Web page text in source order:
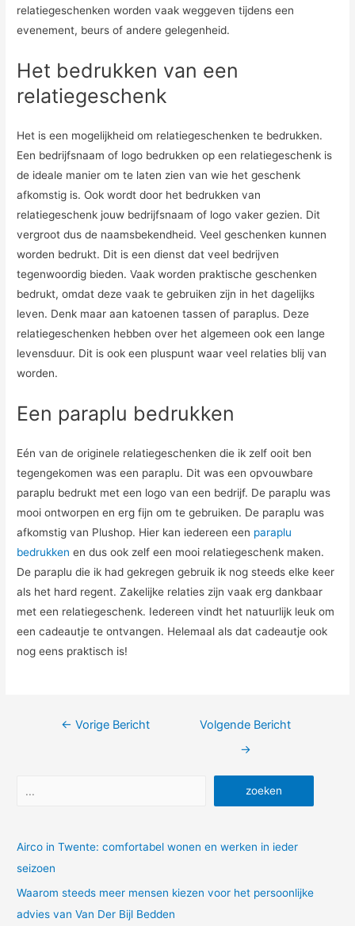
relatiegeschenken worden vaak weggeven tijdens een
evenement, beurs of andere gelegenheid.
Het bedrukken van een
relatiegeschenk
Het is een mogelijkheid om relatiegeschenken te bedrukken.
Een bedrijfsnaam of logo bedrukken op een relatiegeschenk is
de ideale manier om te laten zien van wie het geschenk
afkomstig is. Ook wordt door het bedrukken van
relatiegeschenk jouw bedrijfsnaam of logo vaker gezien. Dit
vergroot dus de naamsbekendheid. Veel geschenken kunnen
worden bedrukt. Dit is een dienst dat veel bedrijven
tegenwoordig bieden. Vaak worden praktische geschenken
bedrukt, omdat deze vaak te gebruiken zijn in het dagelijks
leven. Denk maar aan katoenen tassen of paraplus. Deze
relatiegeschenken hebben over het algemeen ook een lange
levensduur. Dit is ook een pluspunt waar veel relaties blij van
worden.
Een paraplu bedrukken
Eén van de originele relatiegeschenken die ik zelf ooit ben
tegengekomen was een paraplu. Dit was een opvouwbare
paraplu bedrukt met een logo van een bedrijf. De paraplu was
mooi ontworpen en erg fijn om te gebruiken. De paraplu was
afkomstig van Plushop. Hier kan iedereen een paraplu
bedrukken en dus ook zelf een mooi relatiegeschenk maken.
De paraplu die ik had gekregen gebruik ik nog steeds elke keer
als het hard regent. Zakelijke relaties zijn vaak erg dankbaar
met een relatiegeschenk. Iedereen vindt het natuurlijk leuk om
een cadeautje te ontvangen. Helemaal als dat cadeautje ook
nog eens praktisch is!
Bericht
← Vorige Bericht
Volgende Bericht
→
zoeken
Airco in Twente: comfortabel wonen en werken in ieder
seizoen
Waarom steeds meer mensen kiezen voor het persoonlijke
advies van Van Der Bijl Bedden